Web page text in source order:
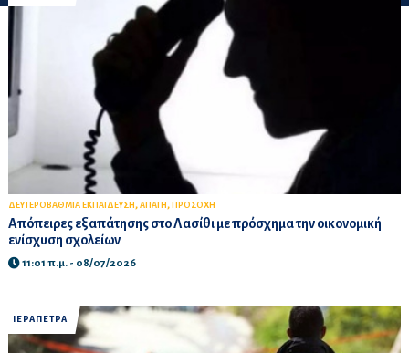
ΔΕΥΤΕΡΟΒΑΘΜΙΑ ΕΚΠΑΙΔΕΥΣΗ , ΑΠΑΤΗ , ΠΡΟΣΟΧΗ
Απόπειρες εξαπάτησης στο Λασίθι με πρόσχημα την οικονομική
ενίσχυση σχολείων
11:01 π.μ. - 08/07/2026
ΙΕΡΑΠΕΤΡΑ